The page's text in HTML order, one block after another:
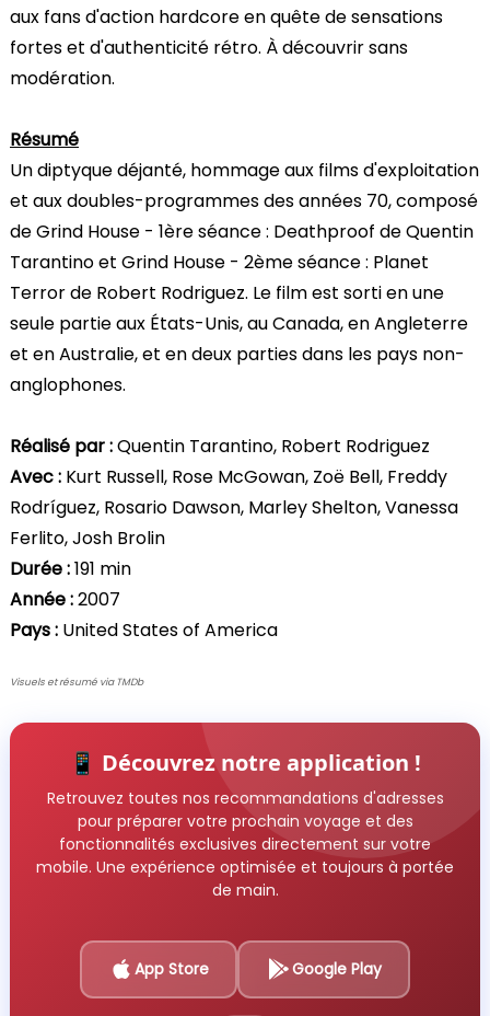
aux fans d'action hardcore en quête de sensations
fortes et d'authenticité rétro. À découvrir sans
modération.
Résumé
Un diptyque déjanté, hommage aux films d'exploitation
et aux doubles-programmes des années 70, composé
de Grind House - 1ère séance : Deathproof de Quentin
Tarantino et Grind House - 2ème séance : Planet
Terror de Robert Rodriguez. Le film est sorti en une
seule partie aux États-Unis, au Canada, en Angleterre
et en Australie, et en deux parties dans les pays non-
anglophones.
Réalisé par :Quentin Tarantino, Robert Rodriguez
Avec : Kurt Russell, Rose McGowan, Zoë Bell, Freddy
Rodríguez, Rosario Dawson, Marley Shelton, Vanessa
Ferlito, Josh Brolin
Durée :191 min
Année :2007
Pays : United States of America
Visuels et résumé via TMDb
📱 Découvrez notre application !
Retrouvez toutes nos recommandations d'adresses
pour préparer votre prochain voyage et des
fonctionnalités exclusives directement sur votre
mobile. Une expérience optimisée et toujours à portée
de main.
App Store Google Play